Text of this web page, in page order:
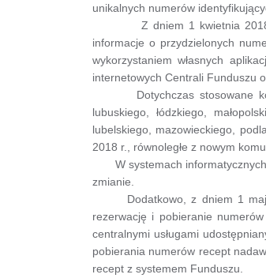
unikalnych numerów
Z dniem 1 kwietnia 2018 r.
informacje o przydzielonych
wykorzystaniem własnych
internetowych Centrali Funduszu
Dotychczas stosowane
lubuskiego, łódzkiego,
lubelskiego, mazowieckiego,
2018 r., równoległe z nowym
W systemach informatycznych
zmianie.
Dodatkowo, z dniem 1 maja
rezerwację i pobieranie
centralnymi usługami
pobierania numerów recept
recept z systemem Funduszu.